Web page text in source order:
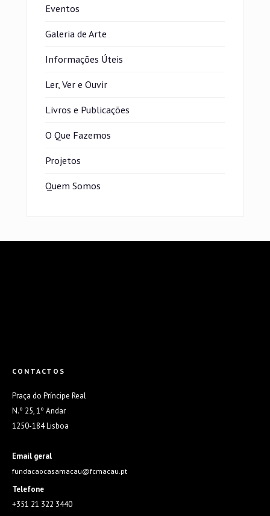
Eventos
Galeria de Arte
Informações Úteis
Ler, Ver e Ouvir
Livros e Publicações
O Que Fazemos
Projetos
Quem Somos
CONTACTOS
Praça do Príncipe Real
N.º 25, 1º Andar
1250-184 Lisboa
Email geral
fundacaocasamacau@fcmacau.pt
Telefone
+351 21 322 3440